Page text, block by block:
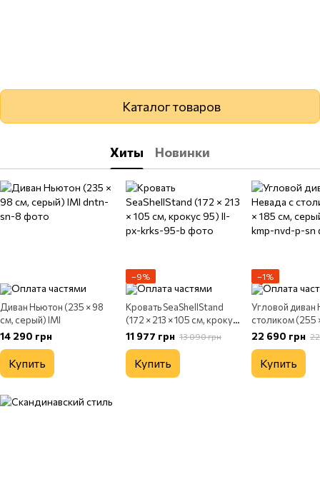
Каталог товаров
Хиты Новинки
Диван Ньютон (235 × 98
см, серый) IMI
14 290 грн
Купить
−9%
Кровать SeaShellStand
(172 × 213 × 105 см, крокус
95)
11 977 грн 13 090 грн
Купить
−1%
Угловой диван
столиком (255
серый) IMI
22 690 грн
Купить